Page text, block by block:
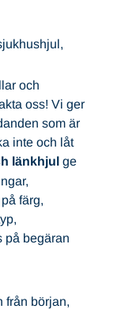
och
oss! Vi ger
som är
inte och låt
länkhjul ge
färg,
på begäran
från början,